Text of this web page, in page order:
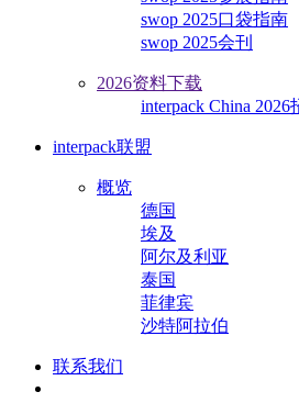
swop 2025口袋指南
swop 2025会刊
2026资料下载
interpack China 2026
interpack联盟
概览
德国
埃及
阿尔及利亚
泰国
菲律宾
沙特阿拉伯
联系我们